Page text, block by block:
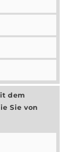
dem
Sie von